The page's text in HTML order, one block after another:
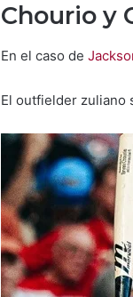
Chourio y
En el caso de
El outfielder zuliano